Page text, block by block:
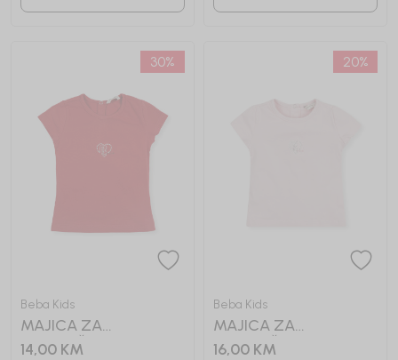
30%
Beba Kids
MAJICA ZA
DJEVOJČICE BASIC
14,00 KM
20%
Beba Kids
MAJICA ZA
DJEVOJČICE BASIC
16,00 KM